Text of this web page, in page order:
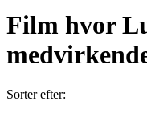
Film hvor
Sorter efter: